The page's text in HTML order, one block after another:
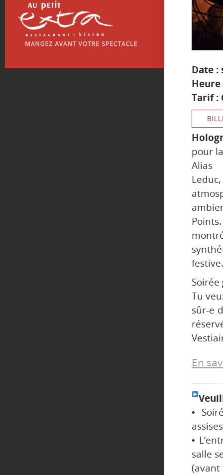
Date :
Heure
Tarif :
pour
festive.
Soirée
Tu
sûr-e
En
•
•
salle
(avant